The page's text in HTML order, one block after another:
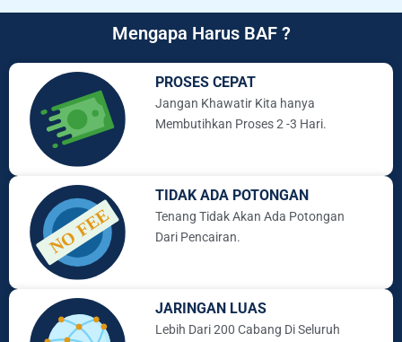
Mengapa Harus BAF ?
PROSES CEPAT
Jangan Khawatir Kita hanya
Membutihkan Proses 2 -3 Hari.
TIDAK ADA POTONGAN
Tenang Tidak Akan Ada Potongan
Dari Pencairan.
JARINGAN LUAS
Lebih Dari 200 Cabang Di Seluruh